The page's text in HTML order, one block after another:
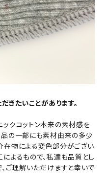
きたいことがあります。
クコットン本来の素材感を
品の一部にも素材由来の多少
在物による変色部分がござい
よるもので、私達も品質とし
ご理解いただけますと幸いで